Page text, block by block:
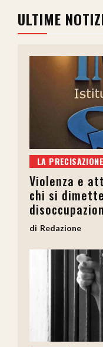
ULTIME
LA PRECISAZIONE
Violenza e
chi si
Redazione